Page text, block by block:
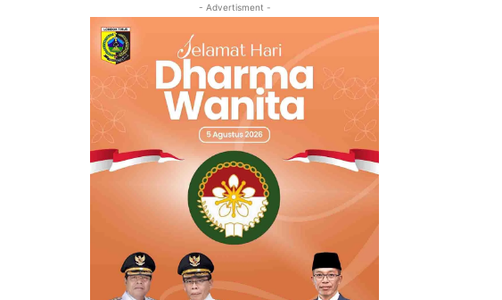
- Advertisment -